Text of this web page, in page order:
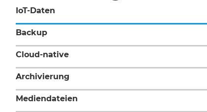
IoT-Daten
Backup
Cloud-native
Archivierung
Mediendateien